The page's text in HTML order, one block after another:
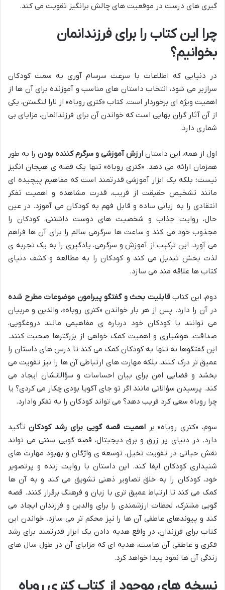
گیری های درست در موقعیت های چالش برانگیز تقویت می کند.
چرا این کتاب را برای فرزندانمان
بخوانیم؟
در دنیایی که اطلاعات با سرعت سرسام آوری به سمت کودکان
سرازیر می شود، انتخاب داستان های مناسب و آموزنده برای آن ها از
اهمیت ویژه ای برخوردار است. کتاب «کتری روباه» از لارا لنگستن، یکی
از آن آثار گران بهایی است که خواندن آن برای فرزندانمان، مزایای بی
شماری دارد.
اول از همه، این داستان ارزش آموزشی و سرگرم کننده بودن را به طور
همزمان ارائه می دهد. «کتری روباه» تنها یک قصه ی هیجان انگیز
نیست؛ بلکه یک ابزار آموزشی قدرتمند است که مفاهیم پیچیده ای
مانند تشخیص حقیقت از فریب، قدرت مشاهده و اهمیت تفکر
انتقادی را به زبانی ساده و قابل فهم به کودکان می آموزد. در عین
حال، روایت جذاب و شخصیت های دوست داشتنی، کودکان را
مجذوب خود می کند و ساعت ها سرگرمی سالم را برای آن ها فراهم
می آورد. این ترکیب از آموزش و سرگرمی، یادگیری را به یک تجربه ی
لذت بخش تبدیل می کند و کودکان را به مطالعه و کشف دنیای
کتاب ها علاقه مند می سازد.
دوم، این کتابقابلیت بحث و گفتگو پیرامون موضوعات مطرح شده
در آن را دارد. پس از هر بار خواندن «کتری روباه»، والدین و مربیان
می توانند با کودکان خود درباره ی مفاهیمی مانند دروغگویی،
صداقت، هوشیاری و اهمیت کمک خواهی از بزرگترها صحبت کنند.
این گفتگوها نه تنها به کودکان کمک می کند تا درس های داستان را
عمیق تر درک کنند، بلکه مهارت های ارتباطی آن ها را نیز تقویت می
بخشد و فضایی امن برای بیان احساسات و سؤالاتشان ایجاد می
کند. پرسیدن سؤالاتی مانند اگر تو جای آکویا بودی چکار می کردی؟ یا
چرا روباه سعی کرد فریب دهد؟ می تواند کودکان را به تفکر وادارد.
سوم، «کتری روباه» براهمیت قصه گویی برای رشد کودکان تأکید
دارد. در دنیای پر زرق و برق دیجیتال، قصه گویی سنتی می تواند
نقش حیاتی در تقویت تخیل، توسعه ی واژگان و بهبود مهارت های
شنیداری کودکان ایفا کند. این داستان با روایت زنده و پرتصویر
خود، کودکان را به خلق تصاویر ذهنی تشویق می کند و به آن ها
کمک می کند تا ارتباط عمیق تری با زبان و فرهنگ برقرار کنند. قصه
گویی مشترک، لحظات ارزشمندی را برای والدین و فرزندان ایجاد می
کند و پیوندهای عاطفی آن ها را نیز محکم تر می سازد. خواندن این
کتاب برای فرزندان، در واقع هدیه دادن یک ابزار قدرتمند برای رشد
فکری و عاطفی آن هاست، هدیه ای که مزایای آن در طول سال های
زندگی آن ها نمود پیدا خواهد کرد.
نسخه های موجود از کتاب کتری روباه